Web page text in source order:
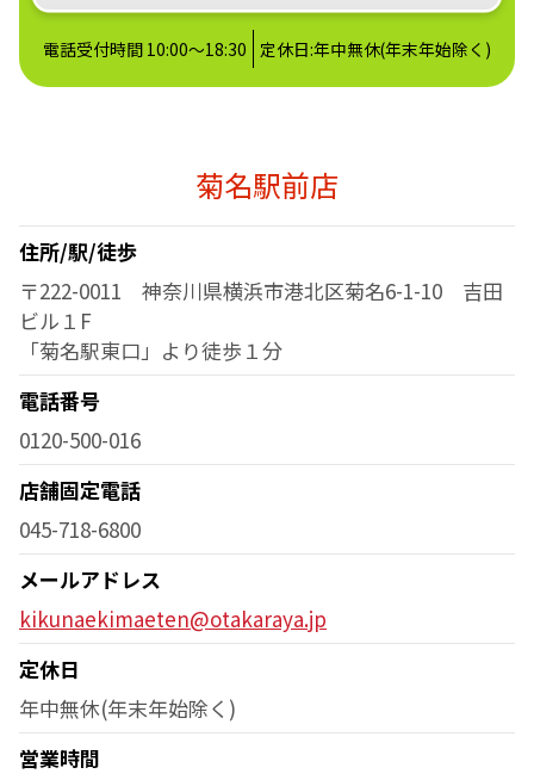
電話受付時間 10:00～18:30 定休日:年中無休(年末年始除く)
菊名駅前店
住所/駅/徒歩
〒222-0011 神奈川県横浜市港北区菊名6-1-10 吉田
ビル１F
「菊名駅東口」より徒歩１分
電話番号
0120-500-016
店舗固定電話
045-718-6800
メールアドレス
kikunaekimaeten@otakaraya.jp
定休日
年中無休(年末年始除く)
営業時間